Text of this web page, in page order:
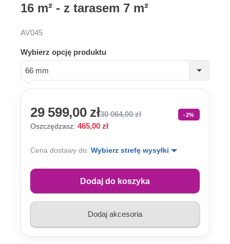
16 m² - z tarasem 7 m²
AV045
Wybierz opcję produktu
66 mm
29 599,00 zł30 064,00 zł -2%
Oszczędzasz: 465,00 zł
Cena dostawy do: Wybierz strefę wysyłki
Dodaj do koszyka
Dodaj akcesoria